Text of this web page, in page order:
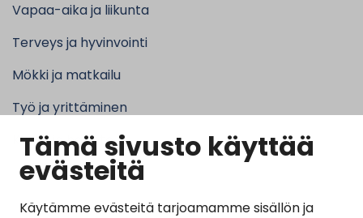
Tämä sivusto käyttää
evästeitä
Käytämme evästeitä tarjoamamme sisällön ja
Vapaa-aika ja liikunta
Terveys ja hyvinvointi
Mökki ja matkailu
Työ ja yrittäminen
Kunta ja hallinto